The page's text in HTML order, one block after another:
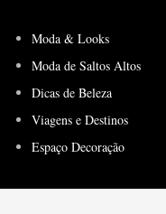
Moda & Looks
Moda de Saltos Altos
Dicas de Beleza
Viagens e Destinos
Espaço Decoração